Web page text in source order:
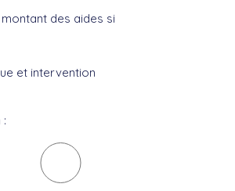
des aides si
et intervention